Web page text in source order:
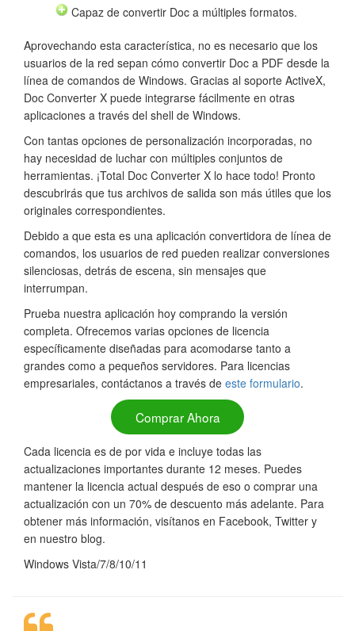
Capaz de convertir Doc a múltiples formatos.
Aprovechando esta característica, no es necesario que los
usuarios de la red sepan cómo convertir Doc a PDF desde la
línea de comandos de Windows. Gracias al soporte ActiveX,
Doc Converter X puede integrarse fácilmente en otras
aplicaciones a través del shell de Windows.
Con tantas opciones de personalización incorporadas, no
hay necesidad de luchar con múltiples conjuntos de
herramientas. ¡Total Doc Converter X lo hace todo! Pronto
descubrirás que tus archivos de salida son más útiles que los
originales correspondientes.
Debido a que esta es una aplicación convertidora de línea de
comandos, los usuarios de red pueden realizar conversiones
silenciosas, detrás de escena, sin mensajes que
interrumpan.
Prueba nuestra aplicación hoy comprando la versión
completa. Ofrecemos varias opciones de licencia
específicamente diseñadas para acomodarse tanto a
grandes como a pequeños servidores. Para licencias
empresariales, contáctanos a través de este formulario.
Comprar Ahora
Cada licencia es de por vida e incluye todas las
actualizaciones importantes durante 12 meses. Puedes
mantener la licencia actual después de eso o comprar una
actualización con un 70% de descuento más adelante. Para
obtener más información, visítanos en Facebook, Twitter y
en nuestro blog.
Windows Vista/7/8/10/11